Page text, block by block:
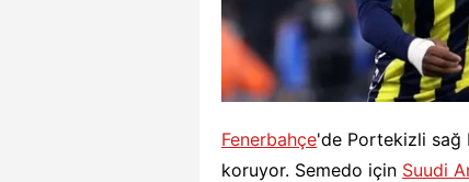
Fenerbahçe'de Portekizli sağ
koruyor. Semedo için Suudi